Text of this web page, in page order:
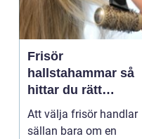
Frisör
hallstahammar så
hittar du rätt
salong för stil,
kvalitet och känsla
Att välja frisör handlar
sällan bara om en